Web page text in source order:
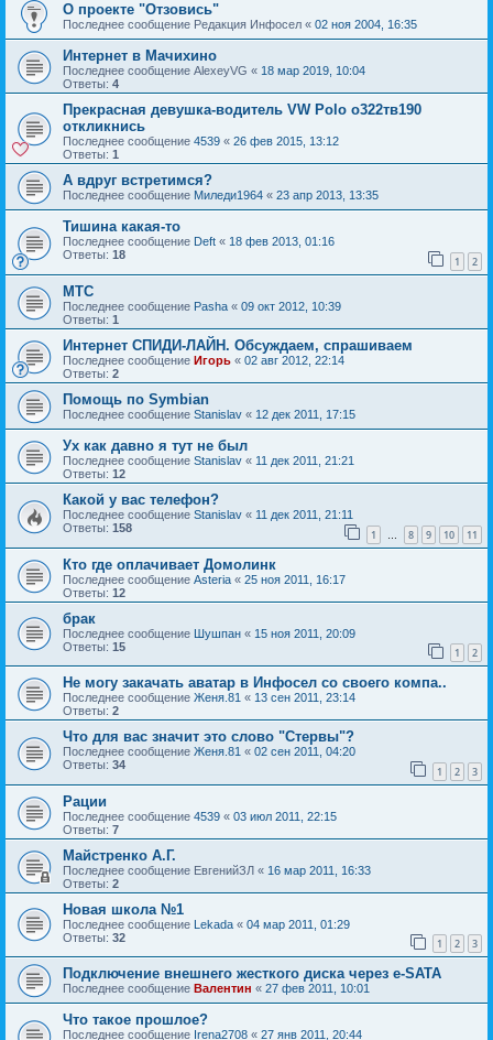
О проекте "Отзовись"
Последнее сообщение Редакция Инфосел « 02 ноя 2004, 16:35
Интернет в Мачихино
Последнее сообщение AlexeyVG « 18 мар 2019, 10:04
Ответы: 4
Прекрасная девушка-водитель VW Polo о322тв190
откликнись
Последнее сообщение 4539 « 26 фев 2015, 13:12
Ответы: 1
А вдруг встретимся?
Последнее сообщение Миледи1964 « 23 апр 2013, 13:35
Тишина какая-то
Последнее сообщение Deft « 18 фев 2013, 01:16
Ответы: 18 1 2
МТС
Последнее сообщение Pasha « 09 окт 2012, 10:39
Ответы: 1
Интернет СПИДИ-ЛАЙН. Обсуждаем, спрашиваем
Последнее сообщение Игорь « 02 авг 2012, 22:14
Ответы: 2
Помощь по Symbian
Последнее сообщение Stanislav « 12 дек 2011, 17:15
Ух как давно я тут не был
Последнее сообщение Stanislav « 11 дек 2011, 21:21
Ответы: 12
Какой у вас телефон?
Последнее сообщение Stanislav « 11 дек 2011, 21:11
Ответы: 158 1 … 8 9 10 11
Кто где оплачивает Домолинк
Последнее сообщение Asteria « 25 ноя 2011, 16:17
Ответы: 12
брак
Последнее сообщение Шушпан « 15 ноя 2011, 20:09
Ответы: 15 1 2
Не могу закачать аватар в Инфосел со своего компа..
Последнее сообщение Женя.81 « 13 сен 2011, 23:14
Ответы: 2
Что для вас значит это слово "Стервы"?
Последнее сообщение Женя.81 « 02 сен 2011, 04:20
Ответы: 34 1 2 3
Рации
Последнее сообщение 4539 « 03 июл 2011, 22:15
Ответы: 7
Майстренко А.Г.
Последнее сообщение ЕвгенийЗЛ « 16 мар 2011, 16:33
Ответы: 2
Новая школа №1
Последнее сообщение Lekada « 04 мар 2011, 01:29
Ответы: 32 1 2 3
Подключение внешнего жесткого диска через e-SATA
Последнее сообщение Валентин « 27 фев 2011, 10:01
Что такое прошлое?
Последнее сообщение Irena2708 « 27 янв 2011, 20:44